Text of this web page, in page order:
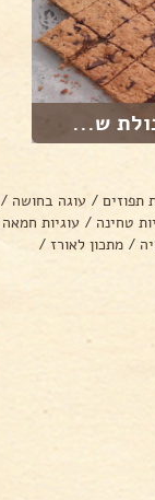
ש...
תפוזים / עוגה בחושה /
טחינה / עוגיות חמאה
/ מתכון לאורז /